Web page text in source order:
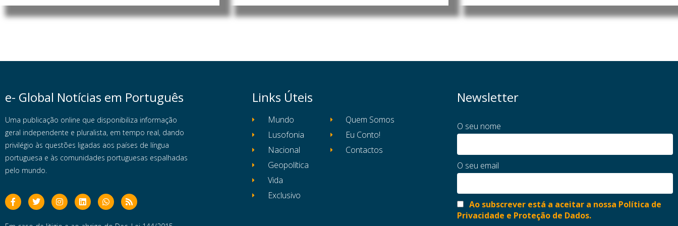
e- Global Notícias em Português
Uma publicação online que disponibiliza informação
geral independente e pluralista, em tempo real, dando
privilégio às questões ligadas aos países de língua
portuguesa e às comunidades portuguesas espalhadas
pelo mundo.
Links Úteis
Mundo
Lusofonia
Nacional
Geopolítica
Vida
Exclusivo
Quem Somos
Eu Conto!
Contactos
Newsletter
O seu nome
O seu email
Ao subscrever está a aceitar a nossa Política de
Privacidade e Proteção de Dados.